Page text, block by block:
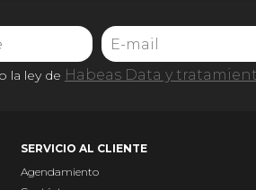
la ley de Habeas Data y
SERVICIO AL CLIENTE
Agendamiento